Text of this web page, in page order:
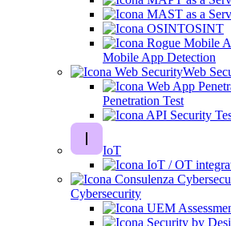
OSINT
Mobile App Detection
Web
Penetration Test
IoT
Cybersecurity